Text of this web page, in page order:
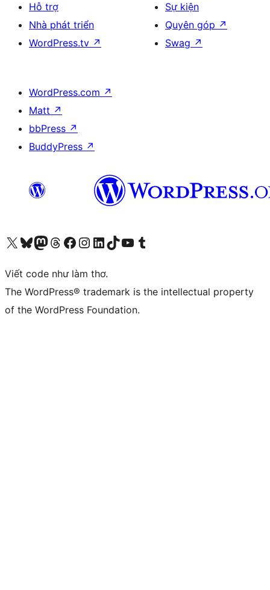
Hỗ trợ
Nhà phát triển
WordPress.tv ↗
Sự kiện
Quyên góp ↗
Swag ↗
WordPress.com ↗
Matt ↗
bbPress ↗
BuddyPress ↗
Truy cập tài khoản X (trước đây là Twitter) của chúng tôiVisit our Bluesky account
Visit our Mastodon account
Visit our Threads account
Xem trang Facebook của chúng tôiTruy cập tài khoản Instagram của chúng tôiTruy cập tài khoản LinkedIn của chúng tôiVisit our TikTok account
Truy cập kênh YouTube của chúng tôi Visit our Tumblr account
Viết code như làm thơ.
The WordPress® trademark is the intellectual property
of the WordPress Foundation.